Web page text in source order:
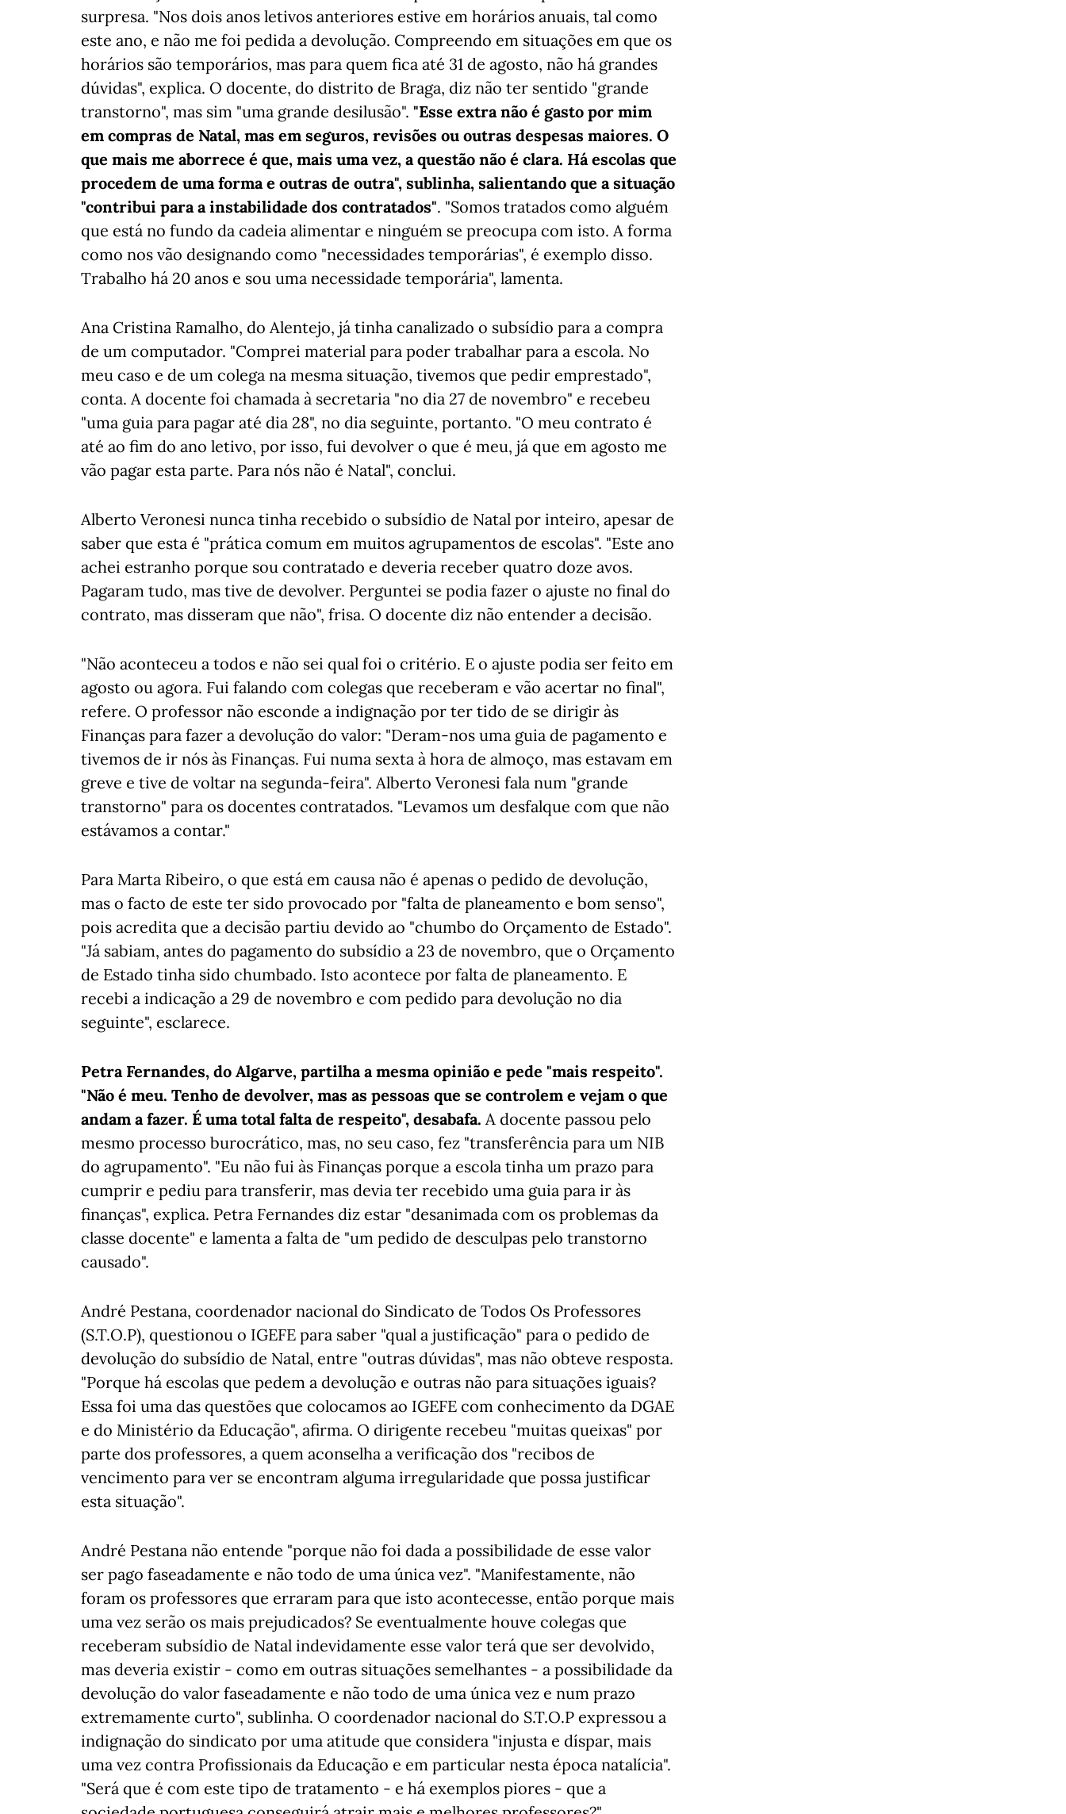
surpresa. "Nos dois anos letivos anteriores estive em horários anuais, tal como
este ano, e não me foi pedida a devolução. Compreendo em situações em que os
horários são temporários, mas para quem fica até 31 de agosto, não há grandes
dúvidas", explica. O docente, do distrito de Braga, diz não ter sentido "grande
transtorno", mas sim "uma grande desilusão". "Esse extra não é gasto por mim
em compras de Natal, mas em seguros, revisões ou outras despesas maiores. O
que mais me aborrece é que, mais uma vez, a questão não é clara. Há escolas que
procedem de uma forma e outras de outra", sublinha, salientando que a situação
"contribui para a instabilidade dos contratados". "Somos tratados como alguém
que está no fundo da cadeia alimentar e ninguém se preocupa com isto. A forma
como nos vão designando como "necessidades temporárias", é exemplo disso.
Trabalho há 20 anos e sou uma necessidade temporária", lamenta.
Ana Cristina Ramalho, do Alentejo, já tinha canalizado o subsídio para a compra
de um computador. "Comprei material para poder trabalhar para a escola. No
meu caso e de um colega na mesma situação, tivemos que pedir emprestado",
conta. A docente foi chamada à secretaria "no dia 27 de novembro" e recebeu
"uma guia para pagar até dia 28", no dia seguinte, portanto. "O meu contrato é
até ao fim do ano letivo, por isso, fui devolver o que é meu, já que em agosto me
vão pagar esta parte. Para nós não é Natal", conclui.
Alberto Veronesi nunca tinha recebido o subsídio de Natal por inteiro, apesar de
saber que esta é "prática comum em muitos agrupamentos de escolas". "Este ano
achei estranho porque sou contratado e deveria receber quatro doze avos.
Pagaram tudo, mas tive de devolver. Perguntei se podia fazer o ajuste no final do
contrato, mas disseram que não", frisa. O docente diz não entender a decisão.
"Não aconteceu a todos e não sei qual foi o critério. E o ajuste podia ser feito em
agosto ou agora. Fui falando com colegas que receberam e vão acertar no final",
refere. O professor não esconde a indignação por ter tido de se dirigir às
Finanças para fazer a devolução do valor: "Deram-nos uma guia de pagamento e
tivemos de ir nós às Finanças. Fui numa sexta à hora de almoço, mas estavam em
greve e tive de voltar na segunda-feira". Alberto Veronesi fala num "grande
transtorno" para os docentes contratados. "Levamos um desfalque com que não
estávamos a contar."
Para Marta Ribeiro, o que está em causa não é apenas o pedido de devolução,
mas o facto de este ter sido provocado por "falta de planeamento e bom senso",
pois acredita que a decisão partiu devido ao "chumbo do Orçamento de Estado".
"Já sabiam, antes do pagamento do subsídio a 23 de novembro, que o Orçamento
de Estado tinha sido chumbado. Isto acontece por falta de planeamento. E
recebi a indicação a 29 de novembro e com pedido para devolução no dia
seguinte", esclarece.
Petra Fernandes, do Algarve, partilha a mesma opinião e pede "mais respeito".
"Não é meu. Tenho de devolver, mas as pessoas que se controlem e vejam o que
andam a fazer. É uma total falta de respeito", desabafa. A docente passou pelo
mesmo processo burocrático, mas, no seu caso, fez "transferência para um NIB
do agrupamento". "Eu não fui às Finanças porque a escola tinha um prazo para
cumprir e pediu para transferir, mas devia ter recebido uma guia para ir às
finanças", explica. Petra Fernandes diz estar "desanimada com os problemas da
classe docente" e lamenta a falta de "um pedido de desculpas pelo transtorno
causado".
André Pestana, coordenador nacional do Sindicato de Todos Os Professores
(S.T.O.P), questionou o IGEFE para saber "qual a justificação" para o pedido de
devolução do subsídio de Natal, entre "outras dúvidas", mas não obteve resposta.
"Porque há escolas que pedem a devolução e outras não para situações iguais?
Essa foi uma das questões que colocamos ao IGEFE com conhecimento da DGAE
e do Ministério da Educação", afirma. O dirigente recebeu "muitas queixas" por
parte dos professores, a quem aconselha a verificação dos "recibos de
vencimento para ver se encontram alguma irregularidade que possa justificar
esta situação".
André Pestana não entende "porque não foi dada a possibilidade de esse valor
ser pago faseadamente e não todo de uma única vez". "Manifestamente, não
foram os professores que erraram para que isto acontecesse, então porque mais
uma vez serão os mais prejudicados? Se eventualmente houve colegas que
receberam subsídio de Natal indevidamente esse valor terá que ser devolvido,
mas deveria existir - como em outras situações semelhantes - a possibilidade da
devolução do valor faseadamente e não todo de uma única vez e num prazo
extremamente curto", sublinha. O coordenador nacional do S.T.O.P expressou a
indignação do sindicato por uma atitude que considera "injusta e díspar, mais
uma vez contra Profissionais da Educação e em particular nesta época natalícia".
"Será que é com este tipo de tratamento - e há exemplos piores - que a